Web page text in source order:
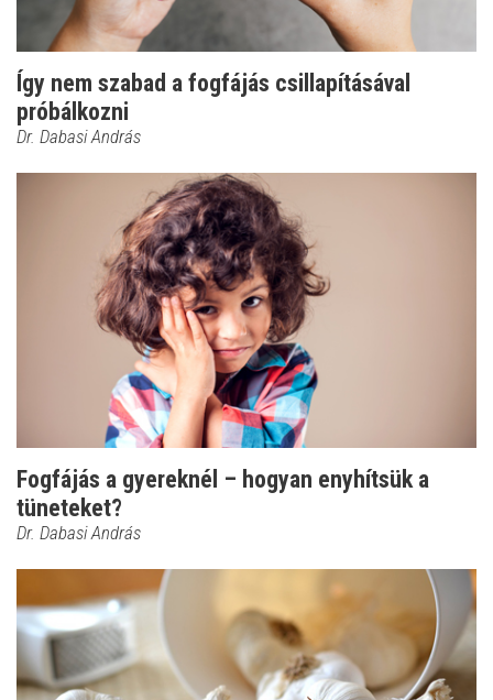
Így nem szabad a fogfájás csillapításával
próbálkozni
Dr. Dabasi András
Fogfájás a gyereknél – hogyan enyhítsük a
tüneteket?
Dr. Dabasi András